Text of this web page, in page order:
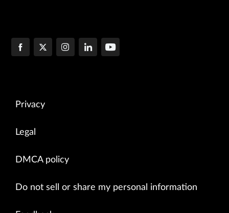
Privacy
Legal
DMCA policy
Do not sell or share my personal information